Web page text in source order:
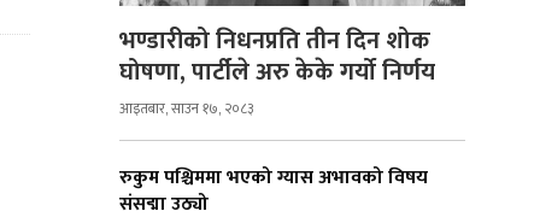
भण्डारीको निधनप्रति तीन दिन शोक
घोषणा, पार्टीले अरु केके गर्यो निर्णय
आइतबार, साउन १७, २०८३
रुकुम पश्चिममा भएको ग्यास अभावको विषय
संसद्मा उठ्यो